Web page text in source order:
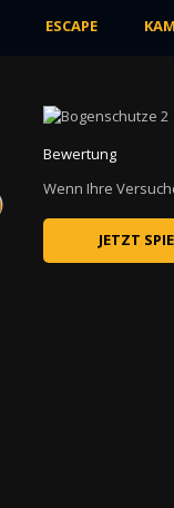
ESCAPE
Bewertung
Wenn Ihre
JETZT